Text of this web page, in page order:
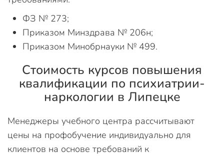
ФЗ № 273;
Приказом Минздрава № 206н;
Приказом Минобрнауки № 499.
Стоимость курсов повышения
квалификации по психиатрии-
наркологии в Липецке
Менеджеры учебного центра рассчитывают
цены на профобучение индивидуально для
клиентов на основе требований к